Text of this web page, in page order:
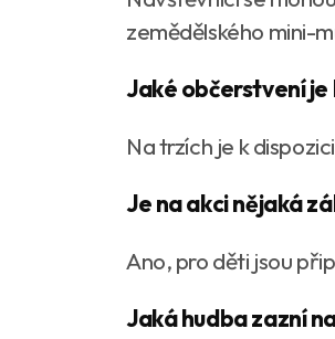
zemědělského mini-
Jaké občerstvení je
Na trzích je k
Je na akci nějaká
Ano, pro děti jsou
Jaká hudba zazní